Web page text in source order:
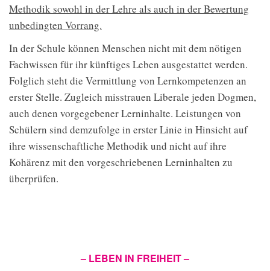
Methodik sowohl in der Lehre als auch in der Bewertung
unbedingten Vorrang.
In der Schule können Menschen nicht mit dem nötigen
Fachwissen für ihr künftiges Leben ausgestattet werden.
Folglich steht die Vermittlung von Lernkompetenzen an
erster Stelle. Zugleich misstrauen Liberale jeden Dogmen,
auch denen vorgegebener Lerninhalte. Leistungen von
Schülern sind demzufolge in erster Linie in Hinsicht auf
ihre wissenschaftliche Methodik und nicht auf ihre
Kohärenz mit den vorgeschriebenen Lerninhalten zu
überprüfen.
– LEBEN IN FREIHEIT –